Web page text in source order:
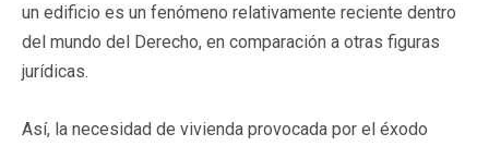
un edificio es un fenómeno relativamente reciente dentro
del mundo del Derecho, en comparación a otras figuras
jurídicas.
Así, la necesidad de vivienda provocada por el éxodo